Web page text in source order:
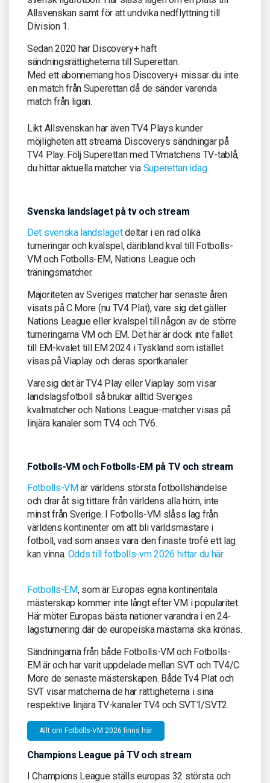
Allsvenskan samt för att undvika nedflyttning till
Division 1.
Sedan 2020 har Discovery+ haft
sändningsrättigheterna till Superettan.
Med ett abonnemang hos Discovery+ missar du inte
en match från Superettan då de sänder varenda
match från ligan.
Likt Allsvenskan har även TV4 Plays kunder
möjligheten att streama Discoverys sändningar på
TV4 Play. Följ Superettan med TVmatchens TV-tablå,
du hittar aktuella matcher via Superettan idag
Svenska landslaget på tv och stream
Det svenska landslagetdeltar i en rad olika
turneringar och kvalspel, däribland kval till Fotbolls-
VM och Fotbolls-EM, Nations League och
träningsmatcher.
Majoriteten av Sveriges matcher har senaste åren
visats på C More (nu TV4 Plat), vare sig det gäller
Nations League eller kvalspel till någon av de större
turneringarna VM och EM. Det här är dock inte fallet
till EM-kvalet till EM 2024 i Tyskland som istället
visas på Viaplay och deras sportkanaler.
Varesig det är TV4 Play eller Viaplay som visar
landslagsfotboll så brukar alltid Sveriges
kvalmatcher och Nations League-matcher visas på
linjära kanaler som TV4 och TV6.
Fotbolls-VM och Fotbolls-EM på TV och stream
Fotbolls-VMär världens största fotbollshändelse
och drar åt sig tittare från världens alla hörn, inte
minst från Sverige. I Fotbolls-VM slåss lag från
världens kontinenter om att bli världsmästare i
fotboll, vad som anses vara den finaste trofé ett lag
kan vinna. Odds till fotbolls-vm 2026 hittar du här.
Fotbolls-EM, som är Europas egna kontinentala
mästerskap kommer inte långt efter VM i popularitet.
Här möter Europas bästa nationer varandra i en 24-
lagsturnering där de europeiska mästarna ska krönas.
Sändningarna från både Fotbolls-VM och Fotbolls-
EM är och har varit uppdelade mellan SVT och TV4/C
More de senaste mästerskapen. Både Tv4 Plat och
SVT visar matcherna de har rättigheterna i sina
respektive linjära TV-kanaler TV4 och SVT1/SVT2.
Allt om Fotbolls-VM 2026 finns här
Champions League på TV och stream
I Champions League ställs europas 32 största och